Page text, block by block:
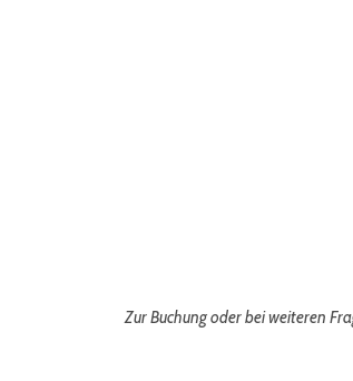
Zur Buchung oder bei weiteren